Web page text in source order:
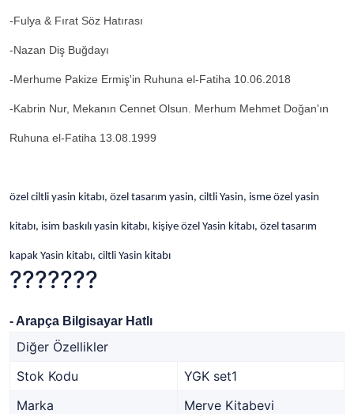
-Fulya & Fırat Söz Hatırası
-Nazan Diş Buğdayı
-Merhume Pakize Ermiş'in Ruhuna el-Fatiha 10.06.2018
-Kabrin Nur, Mekanın Cennet Olsun. Merhum Mehmet Doğan'ın
Ruhuna el-Fatiha 13.08.1999
özel ciltli yasin kitabı, özel tasarım yasin, ciltli Yasin, isme özel yasin
kitabı, isim baskılı yasin kitabı, kişiye özel Yasin kitabı, özel tasarım
kapak Yasin kitabı, ciltli Yasin kitabı
???????
- Arapça Bilgisayar Hatlı
Diğer Özellikler
Stok Kodu
YGK set1
Marka
Merve Kitabevi